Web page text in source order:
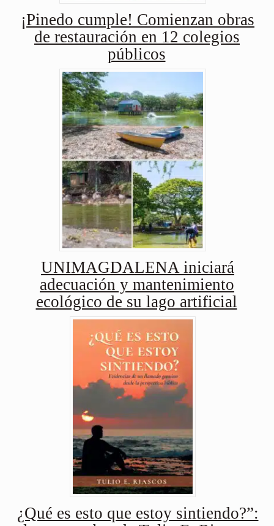
¡Pinedo cumple! Comienzan obras
de restauración en 12 colegios
públicos
UNIMAGDALENA iniciará
adecuación y mantenimiento
ecológico de su lago artificial
¿Qué es esto que estoy sintiendo?”: